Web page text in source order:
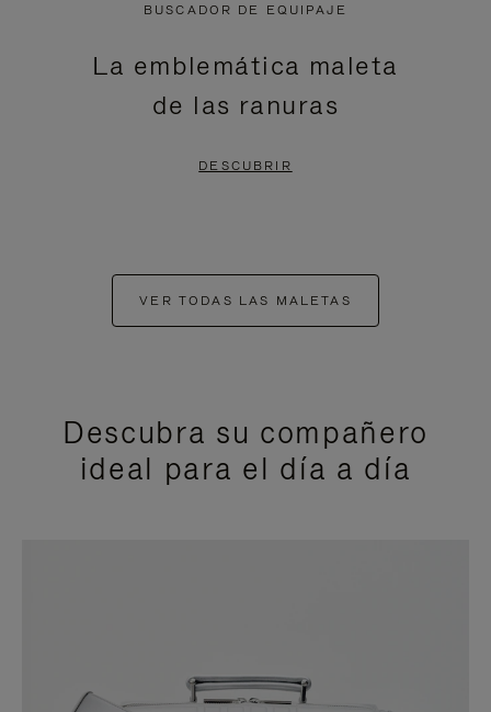
BUSCADOR DE EQUIPAJE
La emblemática maleta
de las ranuras
DESCUBRIR
VER TODAS LAS MALETAS
Descubra su compañero
ideal para el día a día